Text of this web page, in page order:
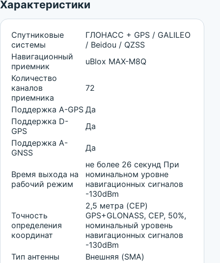
Характеристики
Спутниковые
системы
ГЛОНАСС + GPS / GALILEO
/ Beidou / QZSS
Навигационный
приемник
uBlox MAX-M8Q
Количество
каналов
приемника
72
Поддержка A-GPS Да
Поддержка D-
GPS
Да
Поддержка A-
GNSS
Да
Время выхода на
рабочий режим
не более 26 секунд При
номинальном уровне
навигационных сигналов
-130dBm
Точность
определения
координат
2,5 метра (CEP)
GPS+GLONASS, CEP, 50%,
номинальный уровень
навигационных сигналов
-130dBm
Тип антенны
Внешняя (SMA)